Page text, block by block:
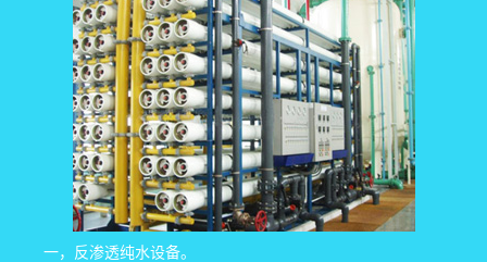
一，反渗透纯水设备。